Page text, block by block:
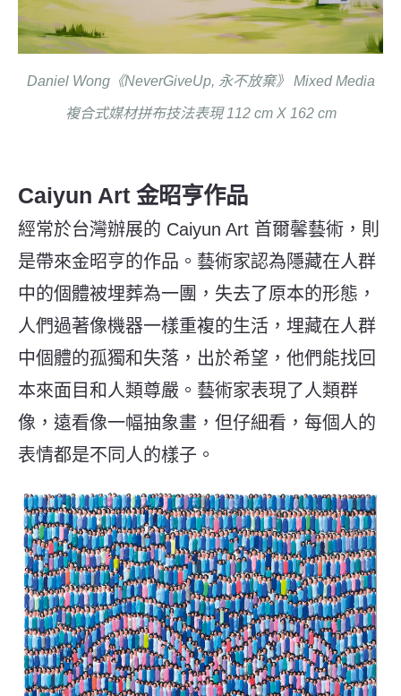
Daniel Wong《NeverGiveUp, 永不放棄》 Mixed Media
複合式媒材拼布技法表現 112 cm X 162 cm
Caiyun Art 金昭亨作品
經常於台灣辦展的 Caiyun Art 首爾馨藝術，則
是帶來金昭亨的作品。藝術家認為隱藏在人群
中的個體被埋葬為一團，失去了原本的形態，
人們過著像機器一樣重複的生活，埋藏在人群
中個體的孤獨和失落，出於希望，他們能找回
本來面目和人類尊嚴。藝術家表現了人類群
像，遠看像一幅抽象畫，但仔細看，每個人的
表情都是不同人的樣子。